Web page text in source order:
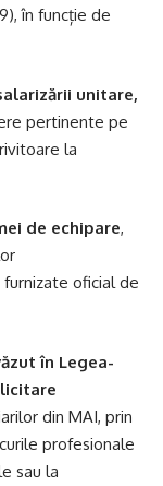
în funcție de
unitare,
pertinente pe
la
de echipare,
oficial de
în Legea-
din MAI, prin
profesionale
sau la